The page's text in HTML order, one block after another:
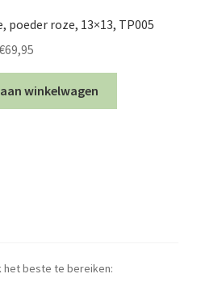
poeder roze, 13×13, TP005
69,95
winkelwagen
het beste te bereiken: